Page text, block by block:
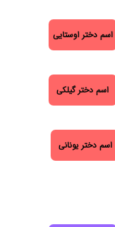
اسم دختر اوستایی
اسم دختر گیلکی
اسم دختر یونانی